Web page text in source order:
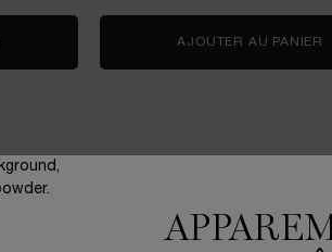
CRÈME RÉNERGIE COLLAGEN+ LIFT-XTEND
AJOUTER AU PANIER